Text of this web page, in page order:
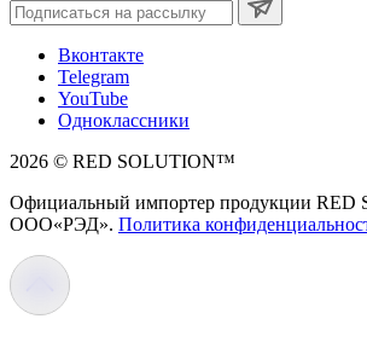
Вконтакте
Telegram
YouTube
Одноклассники
2026 © RED SOLUTION™
Официальный импортер продукции
OOO«РЭД». Политика